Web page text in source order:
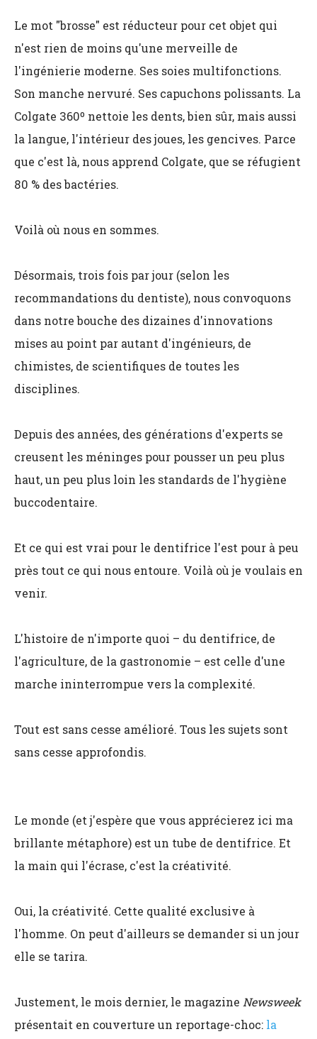
Le mot "brosse" est réducteur pour cet objet qui
n'est rien de moins qu'une merveille de
l'ingénierie moderne. Ses soies multifonctions.
Son manche nervuré. Ses capuchons polissants. La
Colgate 360º nettoie les dents, bien sûr, mais aussi
la langue, l'intérieur des joues, les gencives. Parce
que c'est là, nous apprend Colgate, que se réfugient
80 % des bactéries.
Voilà où nous en sommes.
Désormais, trois fois par jour (selon les
recommandations du dentiste), nous convoquons
dans notre bouche des dizaines d'innovations
mises au point par autant d'ingénieurs, de
chimistes, de scientifiques de toutes les
disciplines.
Depuis des années, des générations d'experts se
creusent les méninges pour pousser un peu plus
haut, un peu plus loin les standards de l'hygiène
buccodentaire.
Et ce qui est vrai pour le dentifrice l'est pour à peu
près tout ce qui nous entoure. Voilà où je voulais en
venir.
L'histoire de n'importe quoi – du dentifrice, de
l'agriculture, de la gastronomie – est celle d'une
marche ininterrompue vers la complexité.
Tout est sans cesse amélioré. Tous les sujets sont
sans cesse approfondis.
Le monde (et j'espère que vous apprécierez ici ma
brillante métaphore) est un tube de dentifrice. Et
la main qui l'écrase, c'est la créativité.
Oui, la créativité. Cette qualité exclusive à
l'homme. On peut d'ailleurs se demander si un jour
elle se tarira.
Justement, le mois dernier, le magazine Newsweek
présentait en couverture un reportage-choc: la